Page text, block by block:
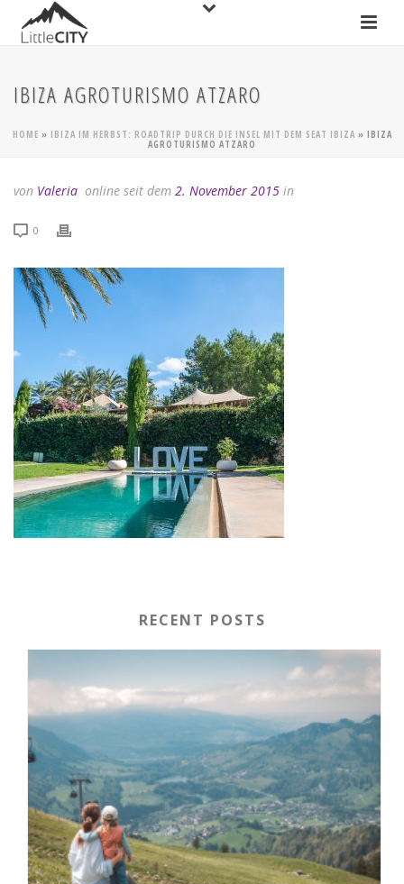
IBIZA AGROTURISMO ATZARO
HOME » IBIZA IM HERBST: ROADTRIP DURCH DIE INSEL MIT DEM SEAT IBIZA » IBIZA
AGROTURISMO ATZARO
von Valeria online seit dem 2. November 2015 in
0
RECENT POSTS